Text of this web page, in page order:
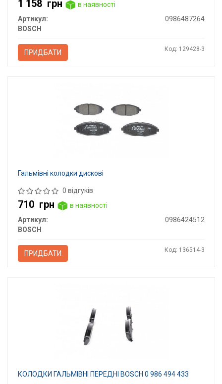
1 158 грн
в наявності
Артикул:
0986487264
BOSCH
ПРИДБАТИ Код: 129428-3
Гальмівні колодки дискові
0 відгуків
710 грн
в наявності
Артикул:
0986424512
BOSCH
ПРИДБАТИ Код: 136514-3
КОЛОДКИ ГАЛЬМІВНІ ПЕРЕДНІ BOSCH 0 986 494 433